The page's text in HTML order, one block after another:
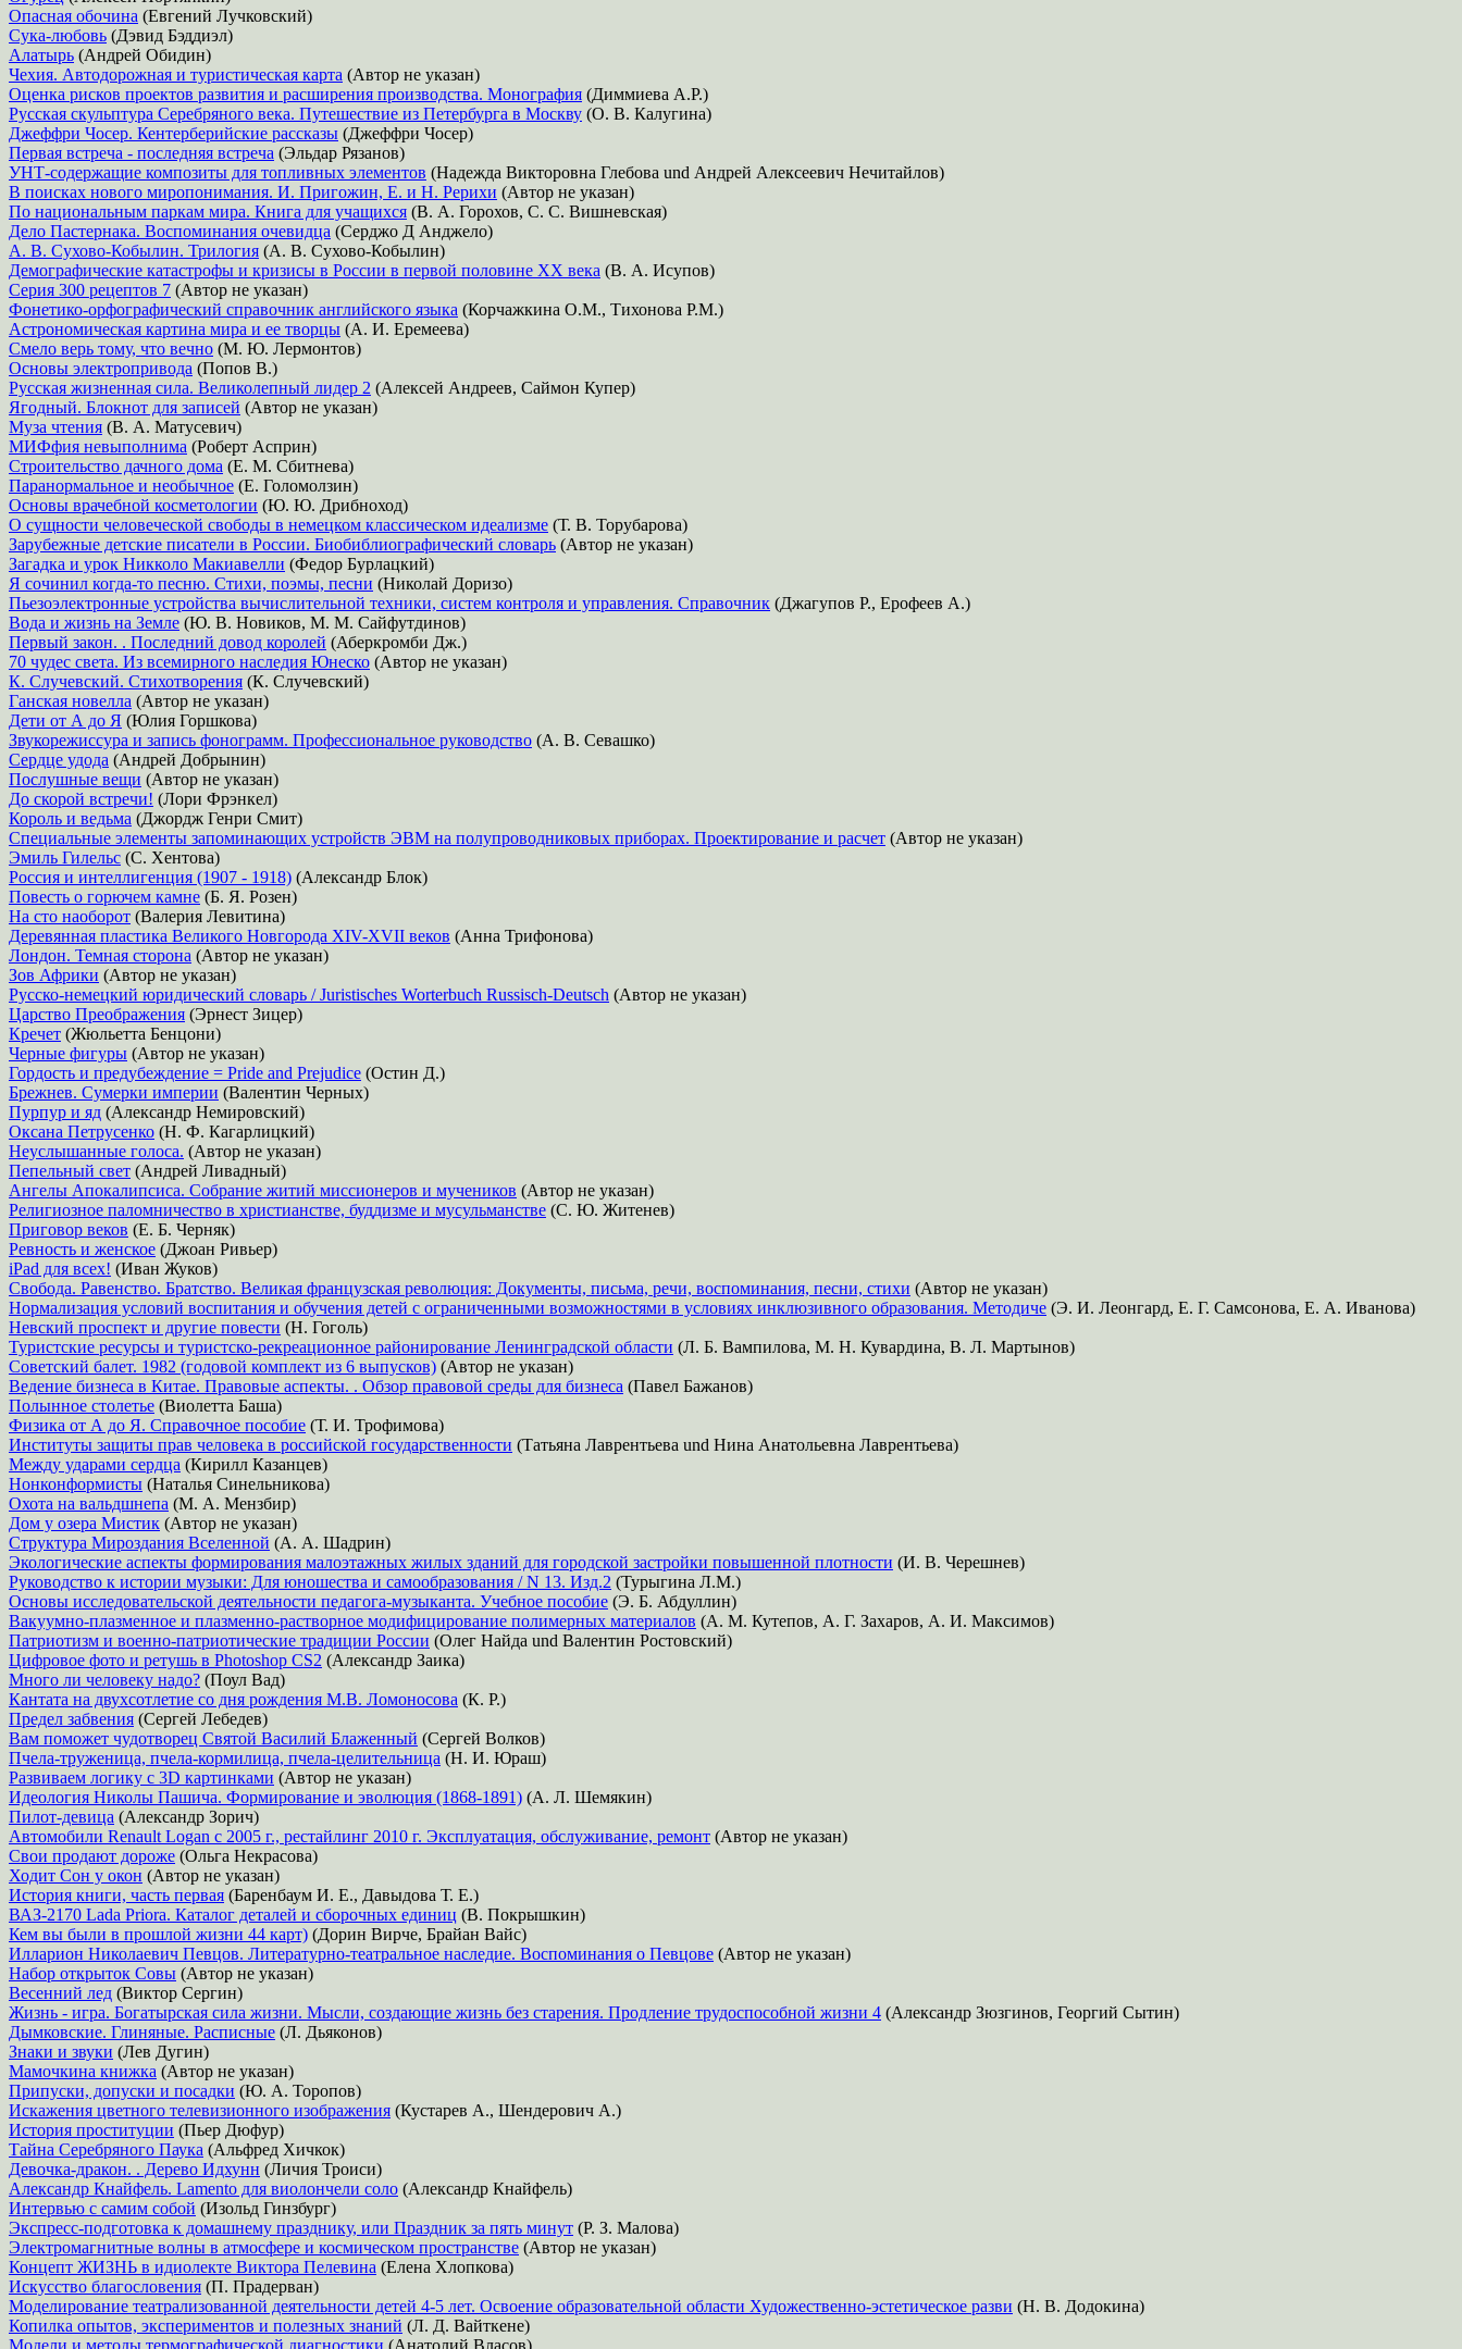
Опасная обочина (Евгений Лучковский)
Сука-любовь (Дэвид Бэддиэл)
Алатырь (Андрей Обидин)
Чехия. Автодорожная и туристическая карта (Автор не указан)
Оценка рисков проектов развития и расширения производства. Монография (Диммиева А.Р.)
Русская скульптура Серебряного века. Путешествие из Петербурга в Москву (О. В. Калугина)
Джеффри Чосер. Кентерберийские рассказы (Джеффри Чосер)
Первая встреча - последняя встреча (Эльдар Рязанов)
УНТ-содержащие композиты для топливных элементов (Надежда Викторовна Глебова und Андрей Алексеевич Нечитайлов)
В поисках нового миропонимания. И. Пригожин, Е. и Н. Рерихи (Автор не указан)
По национальным паркам мира. Книга для учащихся (В. А. Горохов, С. С. Вишневская)
Дело Пастернака. Воспоминания очевидца (Серджо Д Анджело)
А. В. Сухово-Кобылин. Трилогия (А. В. Сухово-Кобылин)
Демографические катастрофы и кризисы в России в первой половине XX века (В. А. Исупов)
Серия 300 рецептов 7 (Автор не указан)
Фонетико-орфографический справочник английского языка (Корчажкина О.М., Тихонова Р.М.)
Астрономическая картина мира и ее творцы (А. И. Еремеева)
Смело верь тому, что вечно (М. Ю. Лермонтов)
Основы электропривода (Попов В.)
Русская жизненная сила. Великолепный лидер 2 (Алексей Андреев, Саймон Купер)
Ягодный. Блокнот для записей (Автор не указан)
Муза чтения (В. А. Матусевич)
МИФфия невыполнима (Роберт Асприн)
Строительство дачного дома (Е. М. Сбитнева)
Паранормальное и необычное (Е. Голомолзин)
Основы врачебной косметологии (Ю. Ю. Дрибноход)
О сущности человеческой свободы в немецком классическом идеализме (Т. В. Торубарова)
Зарубежные детские писатели в России. Биобиблиографический словарь (Автор не указан)
Загадка и урок Никколо Макиавелли (Федор Бурлацкий)
Я сочинил когда-то песню. Стихи, поэмы, песни (Николай Доризо)
Пьезоэлектронные устройства вычислительной техники, систем контроля и управления. Справочник (Джагупов Р., Ерофеев А.)
Вода и жизнь на Земле (Ю. В. Новиков, М. М. Сайфутдинов)
Первый закон. . Последний довод королей (Аберкромби Дж.)
70 чудес света. Из всемирного наследия Юнеско (Автор не указан)
К. Случевский. Стихотворения (К. Случевский)
Ганская новелла (Автор не указан)
Дети от А до Я (Юлия Горшкова)
Звукорежиссура и запись фонограмм. Профессиональное руководство (А. В. Севашко)
Сердце удода (Андрей Добрынин)
Послушные вещи (Автор не указан)
До скорой встречи! (Лори Фрэнкел)
Король и ведьма (Джордж Генри Смит)
Специальные элементы запоминающих устройств ЭВМ на полупроводниковых приборах. Проектирование и расчет (Автор не указан)
Эмиль Гилельс (С. Хентова)
Россия и интеллигенция (1907 - 1918) (Александр Блок)
Повесть о горючем камне (Б. Я. Розен)
На сто наоборот (Валерия Левитина)
Деревянная пластика Великого Новгорода XIV-XVII веков (Анна Трифонова)
Лондон. Темная сторона (Автор не указан)
Зов Африки (Автор не указан)
Русско-немецкий юридический словарь / Juristisches Worterbuch Russisch-Deutsch (Автор не указан)
Царство Преображения (Эрнест Зицер)
Кречет (Жюльетта Бенцони)
Черные фигуры (Автор не указан)
Гордость и предубеждение = Pride and Prejudice (Остин Д.)
Брежнев. Сумерки империи (Валентин Черных)
Пурпур и яд (Александр Немировский)
Оксана Петрусенко (Н. Ф. Кагарлицкий)
Неуслышанные голоса. (Автор не указан)
Пепельный свет (Андрей Ливадный)
Ангелы Апокалипсиса. Собрание житий миссионеров и мучеников (Автор не указан)
Религиозное паломничество в христианстве, буддизме и мусульманстве (С. Ю. Житенев)
Приговор веков (Е. Б. Черняк)
Ревность и женское (Джоан Ривьер)
iPad для всех! (Иван Жуков)
Свобода. Равенство. Братство. Великая французская революция: Документы, письма, речи, воспоминания, песни, стихи (Автор не указан)
Нормализация условий воспитания и обучения детей с ограниченными возможностями в условиях инклюзивного образования. Методиче (Э. И. Леонгард, Е. Г. Самсонова, Е. А. Иванова)
Невский проспект и другие повести (Н. Гоголь)
Туристские ресурсы и туристско-рекреационное районирование Ленинградской области (Л. Б. Вампилова, М. Н. Кувардина, В. Л. Мартынов)
Советский балет. 1982 (годовой комплект из 6 выпусков) (Автор не указан)
Ведение бизнеса в Китае. Правовые аспекты. . Обзор правовой среды для бизнеса (Павел Бажанов)
Полынное столетье (Виолетта Баша)
Физика от А до Я. Справочное пособие (Т. И. Трофимова)
Институты защиты прав человека в российской государственности (Татьяна Лаврентьева und Нина Анатольевна Лаврентьева)
Между ударами сердца (Кирилл Казанцев)
Нонконформисты (Наталья Синельникова)
Охота на вальдшнепа (М. А. Мензбир)
Дом у озера Мистик (Автор не указан)
Структура Мироздания Вселенной (А. А. Шадрин)
Экологические аспекты формирования малоэтажных жилых зданий для городской застройки повышенной плотности (И. В. Черешнев)
Руководство к истории музыки: Для юношества и самообразования / N 13. Изд.2 (Турыгина Л.М.)
Основы исследовательской деятельности педагога-музыканта. Учебное пособие (Э. Б. Абдуллин)
Вакуумно-плазменное и плазменно-растворное модифицирование полимерных материалов (А. М. Кутепов, А. Г. Захаров, А. И. Максимов)
Патриотизм и военно-патриотические традиции России (Олег Найда und Валентин Ростовский)
Цифровое фото и ретушь в Photoshop CS2 (Александр Заика)
Много ли человеку надо? (Поул Вад)
Кантата на двухсотлетие со дня рождения М.В. Ломоносова (К. Р.)
Предел забвения (Сергей Лебедев)
Вам поможет чудотворец Святой Василий Блаженный (Сергей Волков)
Пчела-труженица, пчела-кормилица, пчела-целительница (Н. И. Юраш)
Развиваем логику с 3D картинками (Автор не указан)
Идеология Николы Пашича. Формирование и эволюция (1868-1891) (А. Л. Шемякин)
Пилот-девица (Александр Зорич)
Автомобили Renault Logan с 2005 г., рестайлинг 2010 г. Эксплуатация, обслуживание, ремонт (Автор не указан)
Свои продают дороже (Ольга Некрасова)
Ходит Сон у окон (Автор не указан)
История книги, часть первая (Баренбаум И. Е., Давыдова Т. Е.)
ВАЗ-2170 Lada Priora. Каталог деталей и сборочных единиц (В. Покрышкин)
Кем вы были в прошлой жизни 44 карт) (Дорин Вирче, Брайан Вайс)
Илларион Николаевич Певцов. Литературно-театральное наследие. Воспоминания о Певцове (Автор не указан)
Набор открыток Совы (Автор не указан)
Весенний лед (Виктор Сергин)
Жизнь - игра. Богатырская сила жизни. Мысли, создающие жизнь без старения. Продление трудоспособной жизни 4 (Александр Зюзгинов, Георгий Сытин)
Дымковские. Глиняные. Расписные (Л. Дьяконов)
Знаки и звуки (Лев Дугин)
Мамочкина книжка (Автор не указан)
Припуски, допуски и посадки (Ю. А. Торопов)
Искажения цветного телевизионного изображения (Кустарев А., Шендерович А.)
История проституции (Пьер Дюфур)
Тайна Серебряного Паука (Альфред Хичкок)
Девочка-дракон. . Дерево Идхунн (Личия Троиси)
Александр Кнайфель. Lamento для виолончели соло (Александр Кнайфель)
Интервью с самим собой (Изольд Гинзбург)
Экспресс-подготовка к домашнему празднику, или Праздник за пять минут (Р. З. Малова)
Электромагнитные волны в атмосфере и космическом пространстве (Автор не указан)
Концепт ЖИЗНЬ в идиолекте Виктора Пелевина (Елена Хлопкова)
Искусство благословения (П. Прадерван)
Моделирование театрализованной деятельности детей 4-5 лет. Освоение образовательной области Художественно-эстетическое разви (Н. В. Додокина)
Копилка опытов, экспериментов и полезных знаний (Л. Д. Вайткене)
Модели и методы термографической диагностики (Анатолий Власов)